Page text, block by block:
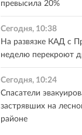
превысила 20%
Сегодня, 10:38
На развязке КАД с
неделю перекроют
Сегодня, 10:24
Спасатели
застрявших на
районе